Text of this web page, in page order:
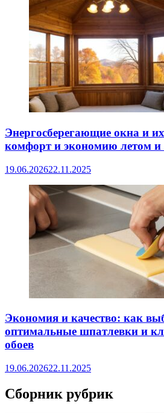
Энергосберегающие окна и
комфорт и экономию летом и
19.06.202622.11.2025
Экономия и качество: как
оптимальные шпатлевки и
обоев
19.06.202622.11.2025
Сборник рубрик